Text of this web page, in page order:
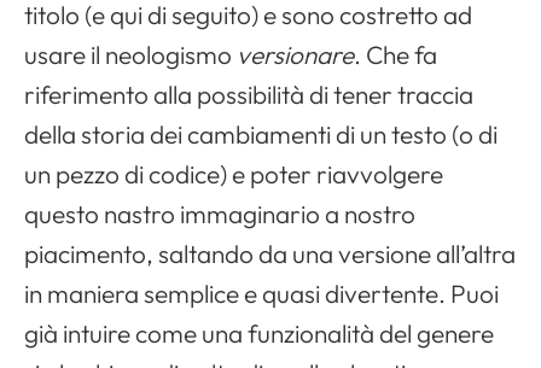
titolo (e qui di seguito) e sono costretto ad
usare il neologismo versionare. Che fa
riferimento alla possibilità di tener traccia
della storia dei cambiamenti di un testo (o di
un pezzo di codice) e poter riavvolgere
questo nastro immaginario a nostro
piacimento, saltando da una versione all’altra
in maniera semplice e quasi divertente. Puoi
già intuire come una funzionalità del genere